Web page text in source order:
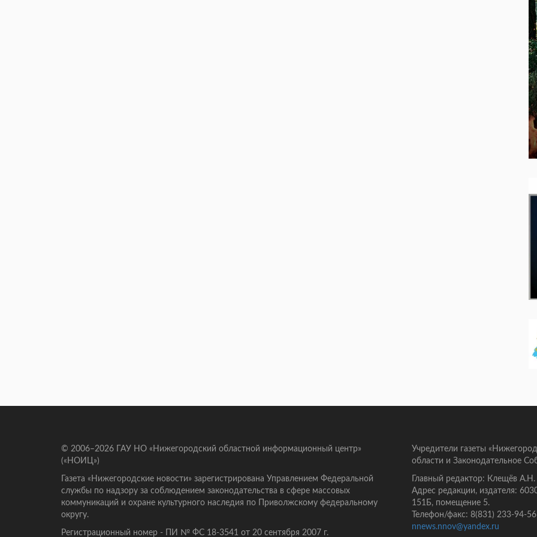
© 2006–2026 ГАУ НО «Нижегородский областной информационный центр»
(«НОИЦ»)
Газета «Нижегородские новости» зарегистрирована Управлением Федеральной
службы по надзору за соблюдением законодательства в сфере массовых
коммуникаций и охране культурного наследия по Приволжскому федеральному
округу.
Регистрационный номер - ПИ № ФС 18-3541 от 20 сентября 2007 г.
Учредители газеты
области и Законодательное
Главный редактор: Клещёв А.Н.
Адрес редакции, издателя:
151Б, помещение 5.
Телефон/факс: 8(831) 233-94-
nnews.nnov@yandex.ru